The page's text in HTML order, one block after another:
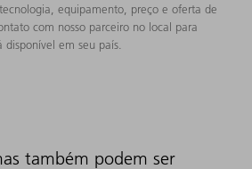
equipamento, preço e oferta de
com nosso parceiro no local para
em seu país.
também podem ser